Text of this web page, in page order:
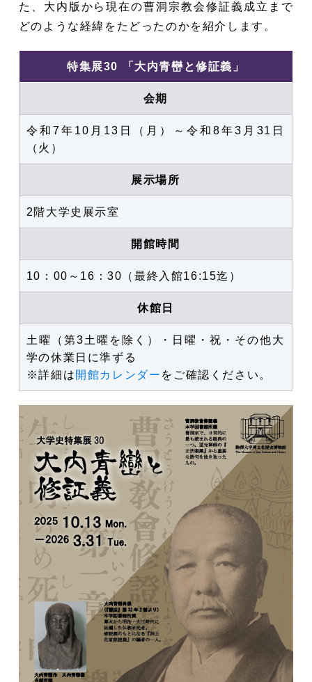
た、大内版から現在の曹洞宗教会修証義成立まで
どのような経緯をたどったのかを紹介します。
特集展30 「大内青巒と修証義」
会期
令和7年10月13日（月）～令和8年3月31日
（火）
展示場所
2階大学史展示室
開館時間
10：00～16：30（最終入館16:15迄）
休館日
土曜（第3土曜を除く）・日曜・祝・その他大
学の休業日に準ずる
※詳細は 開館カレンダー をご確認ください。